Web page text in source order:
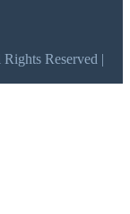
Reserved |